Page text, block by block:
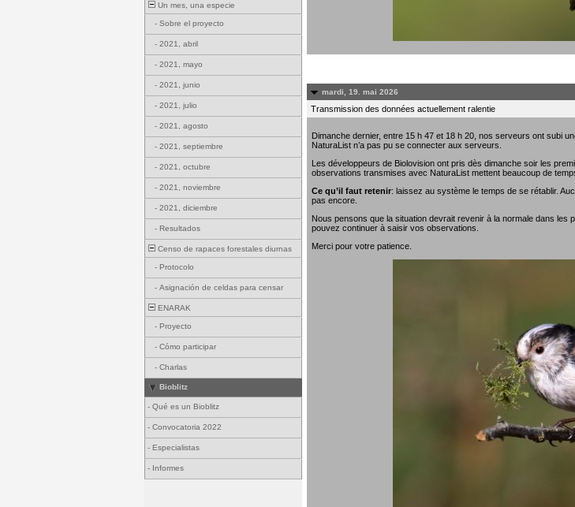
Un mes, una especie
- Sobre el proyecto
- 2021, abril
- 2021, mayo
- 2021, junio
- 2021, julio
- 2021, agosto
- 2021, septiembre
- 2021, octubre
- 2021, noviembre
- 2021, diciembre
- Resultados
Censo de rapaces forestales diurnas
- Protocolo
- Asignación de celdas para censar
ENARAK
- Proyecto
- Cómo participar
- Charlas
Bioblitz
- Qué es un Bioblitz
- Convocatoria 2022
- Especialistas
- Informes
mardi, 19. mai 2026
Transmission des données actuellement ralentie
Dimanche dernier, entre 15 h 47 et 18 h 20, nos serveurs ont subi
NaturaList n’a pas pu se connecter aux serveurs.
Les développeurs de Biolovision ont pris dès dimanche soir les
observations transmises avec NaturaList mettent beaucoup de
Ce qu’il faut retenir: laissez au système le temps de se rétablir.
pas encore.
Nous pensons que la situation devrait revenir à la normale dans
pouvez continuer à saisir vos observations.
Merci pour votre patience.